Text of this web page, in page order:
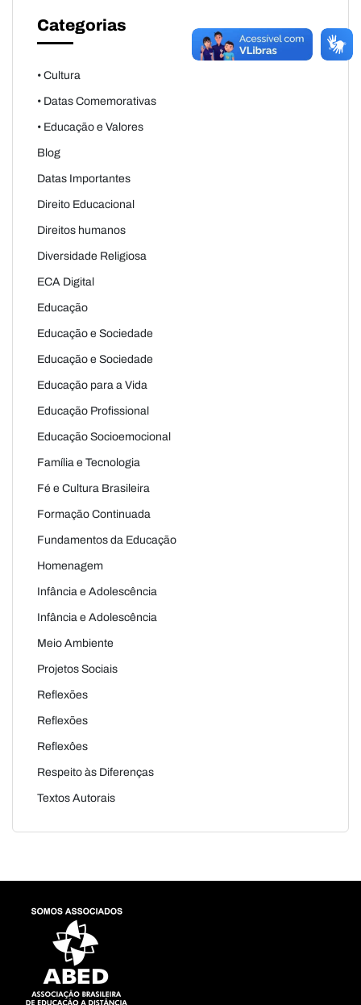
Categorias
• Cultura
• Datas Comemorativas
• Educação e Valores
Blog
Datas Importantes
Direito Educacional
Direitos humanos
Diversidade Religiosa
ECA Digital
Educação
Educação e Sociedade
Educação e Sociedade
Educação para a Vida
Educação Profissional
Educação Socioemocional
Família e Tecnologia
Fé e Cultura Brasileira
Formação Continuada
Fundamentos da Educação
Homenagem
Infância e Adolescência
Infância e Adolescência
Meio Ambiente
Projetos Sociais
Reflexões
Reflexões
Reflexôes
Respeito às Diferenças
Textos Autorais